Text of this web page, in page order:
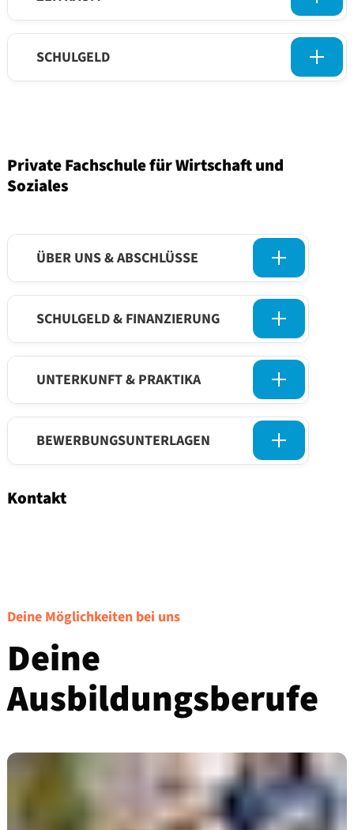
SCHULGELD
Private Fachschule für Wirtschaft und
Soziales
ÜBER UNS & ABSCHLÜSSE
SCHULGELD & FINANZIERUNG
UNTERKUNFT & PRAKTIKA
BEWERBUNGSUNTERLAGEN
Kontakt
Deine Möglichkeiten bei uns
Deine
Ausbildungsberufe